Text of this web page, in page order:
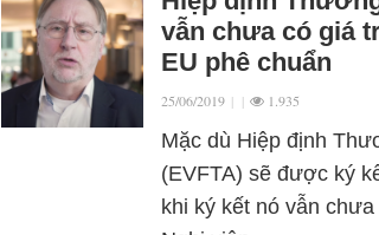
vẫn chưa có giá
EU phê chuẩn
25/06/2019 | | 1.935
Mặc dù Hiệp định
(EVFTA) sẽ được ký
khi ký kết nó vẫn